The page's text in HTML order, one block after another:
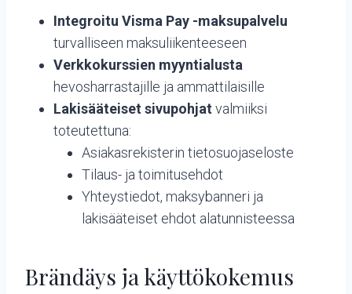
Integroitu Visma Pay -maksupalvelu
turvalliseen maksuliikenteeseen
Verkkokurssien myyntialusta
hevosharrastajille ja ammattilaisille
Lakisääteiset sivupohjat valmiiksi
toteutettuna:
Asiakasrekisterin tietosuojaseloste
Tilaus- ja toimitusehdot
Yhteystiedot, maksybanneri ja
lakisääteiset ehdot alatunnisteessa
Brändäys ja käyttökokemus